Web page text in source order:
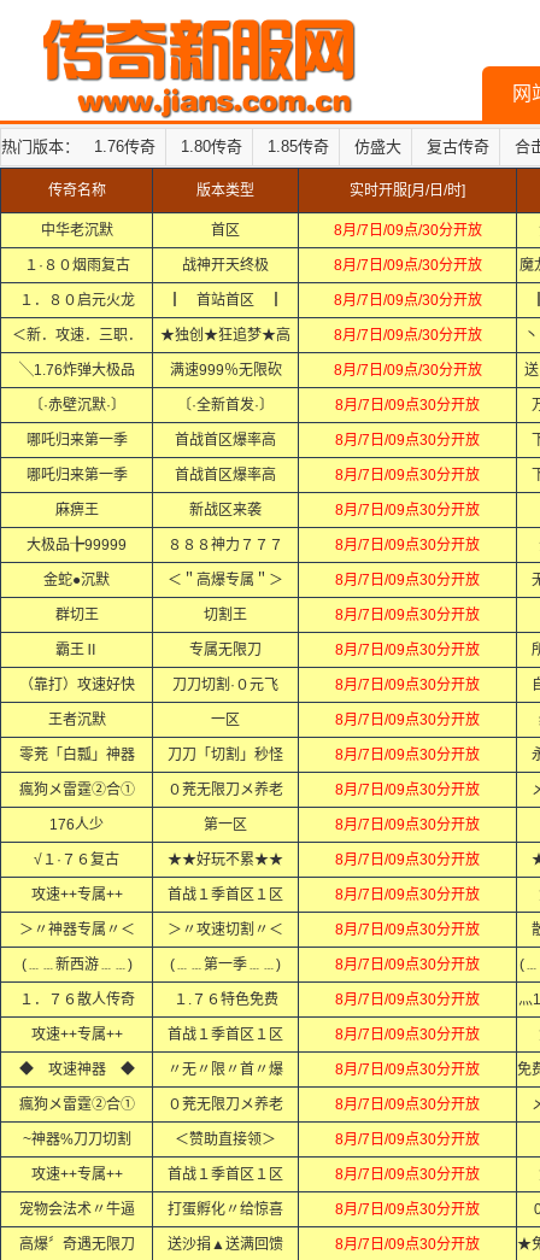
网
热门版本： 1.76传奇 1.80传奇 1.85传奇 仿盛大 复古传奇 合
传奇名称 版本类型 实时开服[月/日/时]
中华老沉默 首区 8月/7日/09点/30分开放
１·８０烟雨复古 战神开天终极 8月/7日/09点/30分开放 魔
１．８０启元火龙 ┃ 首站首区 ┃ 8月/7日/09点/30分开放
＜新．攻速．三职． ★独创★狂追梦★高 8月/7日/09点/30分开放
╲1.76炸弹大极品 满速999％无限砍 8月/7日/09点/30分开放
〔·赤壁沉默·〕 〔·全新首发·〕 8月/7日/09点30分开放
哪吒归来第一季 首战首区爆率高 8月/7日/09点30分开放
哪吒归来第一季 首战首区爆率高 8月/7日/09点30分开放
麻痹王 新战区来袭 8月/7日/09点30分开放
大极品╊99999 ８８８神力７７７ 8月/7日/09点30分开放
金蛇●沉默 ＜＂高爆专属＂＞ 8月/7日/09点30分开放
群切王 切割王 8月/7日/09点30分开放
霸王Ⅱ 专属无限刀 8月/7日/09点30分开放
（靠打）攻速好快 刀刀切割·０元飞 8月/7日/09点30分开放
王者沉默 一区 8月/7日/09点30分开放
零茺「白瓢」神器 刀刀「切割」秒怪 8月/7日/09点30分开放
瘋狗メ雷霆②合① ０茺无限刀メ养老 8月/7日/09点30分开放
176人少 第一区 8月/7日/09点30分开放
√１·７６复古 ★★好玩不累★★ 8月/7日/09点30分开放
攻速++专属++ 首战１季首区１区 8月/7日/09点30分开放
＞〃神器专属〃＜ ＞〃攻速切割〃＜ 8月/7日/09点30分开放
(﹍﹍新西游﹍﹍) (﹍﹍第一季﹍﹍) 8月/7日/09点30分开放
１．７６散人传奇 １.７６特色免费 8月/7日/09点30分开放 灬
攻速++专属++ 首战１季首区１区 8月/7日/09点30分开放
◆ 攻速神器 ◆ 〃无〃限〃首〃爆 8月/7日/09点30分开放
瘋狗メ雷霆②合① ０茺无限刀メ养老 8月/7日/09点30分开放
~神器%刀刀切割 ＜赞助直接领＞ 8月/7日/09点30分开放
攻速++专属++ 首战１季首区１区 8月/7日/09点30分开放
宠物会法术〃牛逼 打蛋孵化〃给惊喜 8月/7日/09点30分开放
高爆〞奇遇无限刀 送沙捐▲送满回馈 8月/7日/09点30分开放